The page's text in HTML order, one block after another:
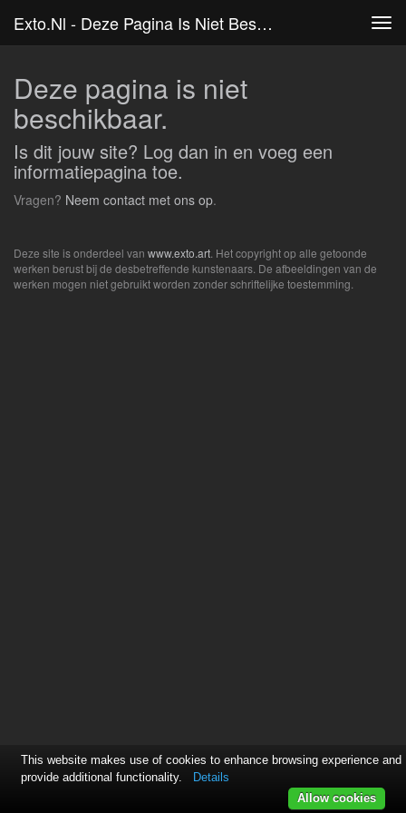
Exto.nl - Deze Pagina Is Niet Beschikbaar.
Deze pagina is niet
beschikbaar.
Is dit jouw site? Log dan in en voeg een
informatiepagina toe.
Vragen? Neem contact met ons op.
Deze site is onderdeel van www.exto.art . Het copyright op alle getoonde
werken berust bij de desbetreffende kunstenaars. De afbeeldingen van de
werken mogen niet gebruikt worden zonder schriftelijke toestemming.
This website makes use of cookies to enhance browsing experience and
provide additional functionality.
Details
Allow cookies